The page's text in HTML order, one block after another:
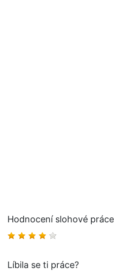
Hodnocení slohové
Líbila se ti práce?